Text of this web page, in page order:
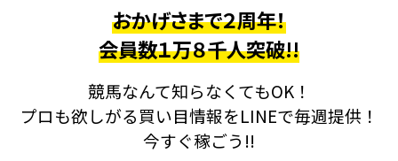
おかげさまで２周年！
会員数１万８千人突破!!
競馬なんて知らなくてもOK！
プロも欲しがる買い目情報をLINEで毎週提供！
今すぐ稼ごう!!